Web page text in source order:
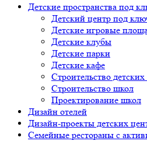
Детские пространства под
Детский центр под
Детские игровые
Детские клубы
Детские парки
Детские кафе
Строительство детских
Строительство школ
Проектирование школ
Дизайн отелей
Дизайн-проекты детских
Семейные рестораны с